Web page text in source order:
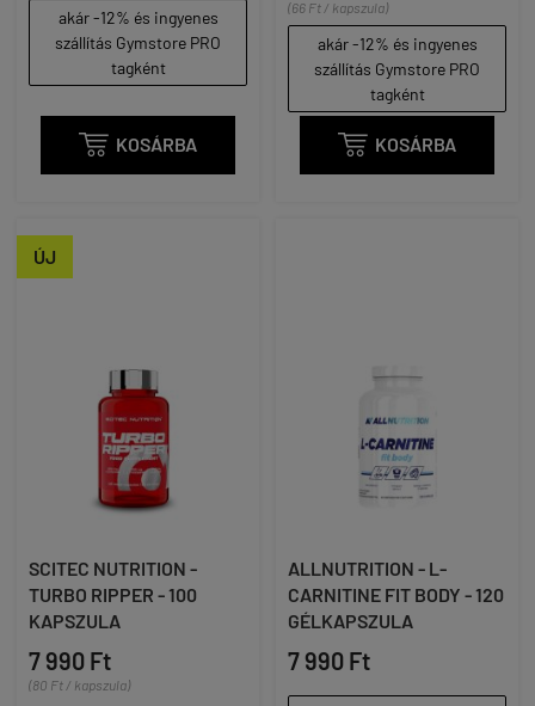
akár -12% és ingyenes
szállítás Gymstore PRO
tagként
 KOSÁRBA
(66 Ft / kapszula)
akár -12% és ingyenes
szállítás Gymstore PRO
tagként
 KOSÁRBA
ÚJ
SCITEC NUTRITION -
TURBO RIPPER - 100
KAPSZULA
7 990 Ft
(80 Ft / kapszula)
ALLNUTRITION - L-
CARNITINE FIT BODY - 120
GÉLKAPSZULA
7 990 Ft